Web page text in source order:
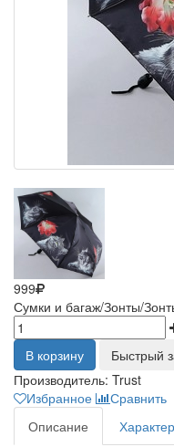
999
Сумки и багаж/Зонты/
В корзину
Быстрый
Производитель: Trust
Избранное
Сравнить
Описание